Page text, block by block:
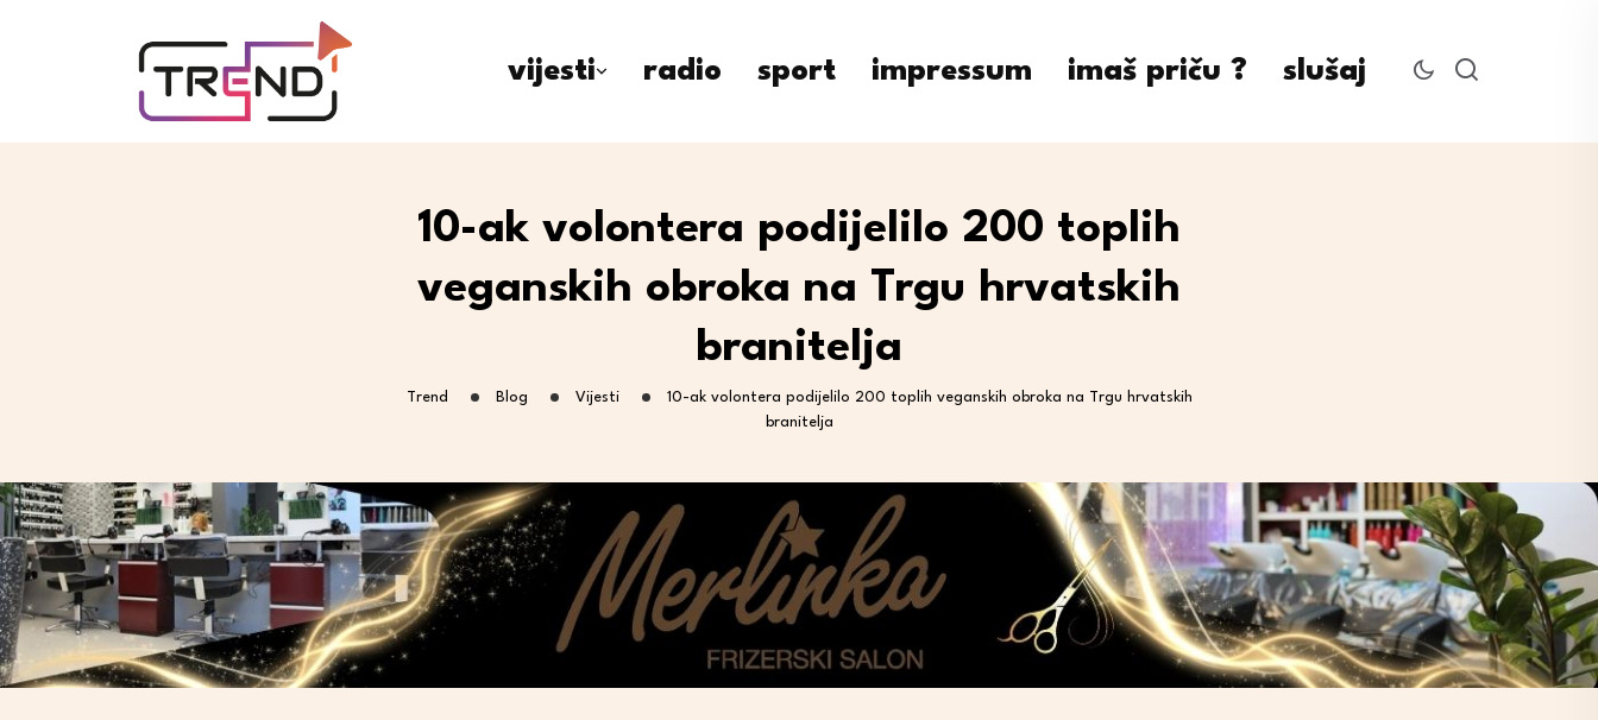
vijesti radio sport impressum imaš priču ? slušaj
10-ak volontera podijelilo 200 toplih
veganskih obroka na Trgu hrvatskih
branitelja
Trend Blog Vijesti
10-ak volontera podijelilo 200 toplih veganskih obroka na Trgu hrvatskih
branitelja